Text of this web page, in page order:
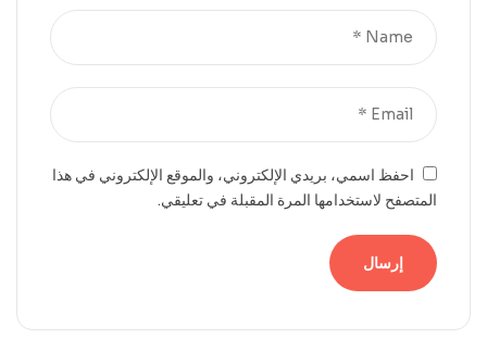
احفظ اسمي، بريدي الإلكتروني، والموقع الإلكتروني في هذا
المتصفح لاستخدامها المرة المقبلة في تعليقي.